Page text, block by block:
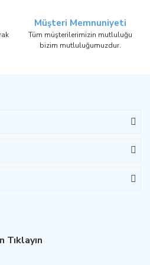
Müşteri Memnuniyeti
Tüm müşterilerimizin mutluluğu
bizim mutluluğumuzdur.
Tıklayın